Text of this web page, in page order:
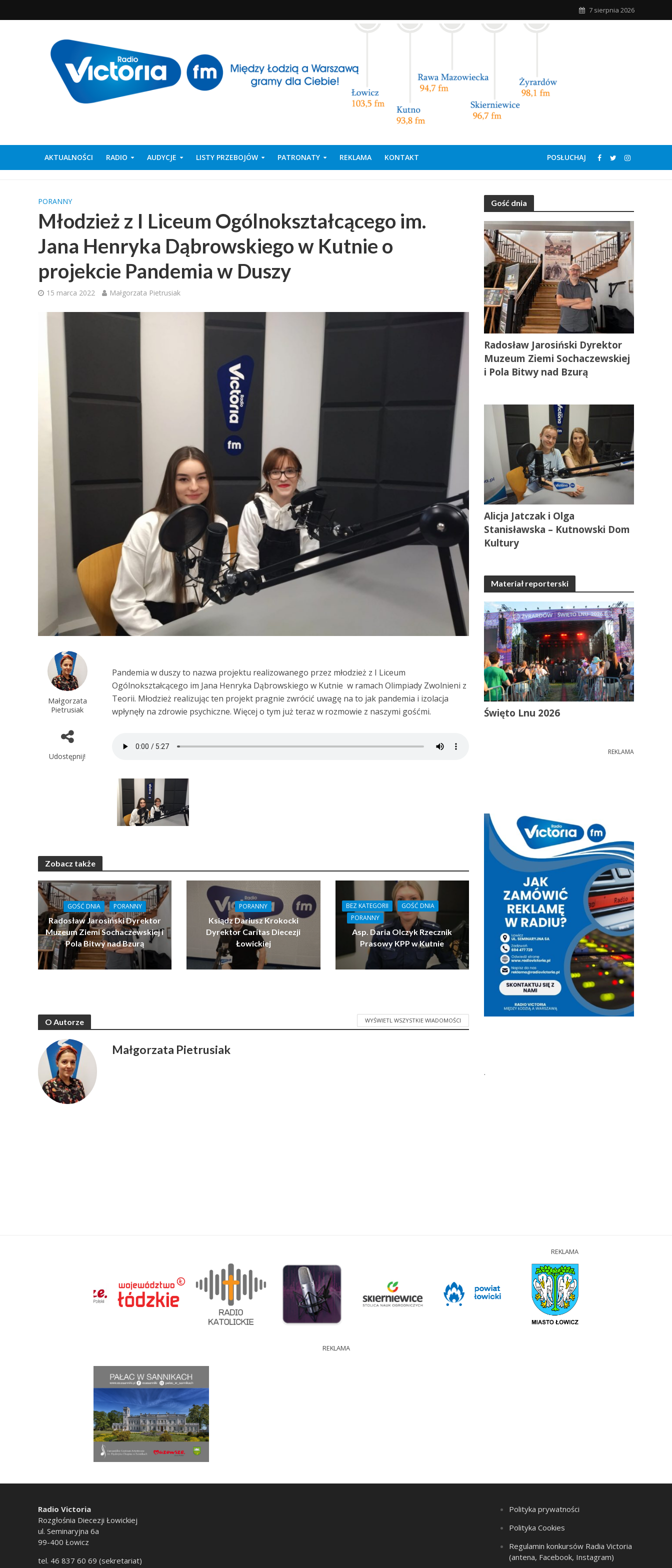
7 sierpnia 2026
AKTUALNOŚCI RADIO AUDYCJE LISTY PRZEBOJÓW PATRONATY REKLAMA KONTAKT POSŁUCHAJ
PORANNY
Młodzież z I Liceum Ogólnokształcącego im.
Jana Henryka Dąbrowskiego w Kutnie o
projekcie Pandemia w Duszy
15 marca 2022 Małgorzata Pietrusiak
Małgorzata
Pietrusiak
Udostępnij!
Pandemia w duszy to nazwa projektu realizowanego przez młodzież z I Liceum
Ogólnokształcącego im Jana Henryka Dąbrowskiego w Kutnie w ramach Olimpiady Zwolnieni z
Teorii. Młodzież realizując ten projekt pragnie zwrócić uwagę na to jak pandemia i izolacja
wpłynęły na zdrowie psychiczne. Więcej o tym już teraz w rozmowie z naszymi gośćmi.
Zobacz także
GOŚĆ DNIA PORANNY
Radosław Jarosiński Dyrektor
Muzeum Ziemi Sochaczewskiej i
Pola Bitwy nad Bzurą
PORANNY
Ksiądz Dariusz Krokocki
Dyrektor Caritas Diecezji
Łowickiej
BEZ KATEGORII
GOŚĆ DNIA
PORANNY
Asp. Daria Olczyk Rzecznik
Prasowy KPP w Kutnie
O Autorze WYŚWIETL WSZYSTKIE WIADOMOŚCI
Małgorzata Pietrusiak
Gość dnia
Radosław Jarosiński Dyrektor
Muzeum Ziemi Sochaczewskiej
i Pola Bitwy nad Bzurą
Alicja Jatczak i Olga
Stanisławska – Kutnowski Dom
Kultury
Materiał reporterski
Święto Lnu 2026
REKLAMA
.
REKLAMA
REKLAMA
Radio Victoria
Rozgłośnia Diecezji Łowickiej
ul. Seminaryjna 6a
99-400 Łowicz
tel. 46 837 60 69 (sekretariat)
Polityka prywatności
Polityka Cookies
Regulamin konkursów Radia Victoria
(antena, Facebook, Instagram)